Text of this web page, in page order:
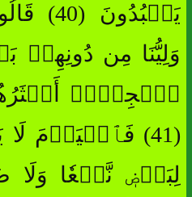
وَلِيُّنَا مِن دُونِهِمۖ
ٱلۡجِنَّۖ
(41) فَٱلۡيَوۡمَ
لِبَعۡضٖ نَّفۡعٗا وَلَا